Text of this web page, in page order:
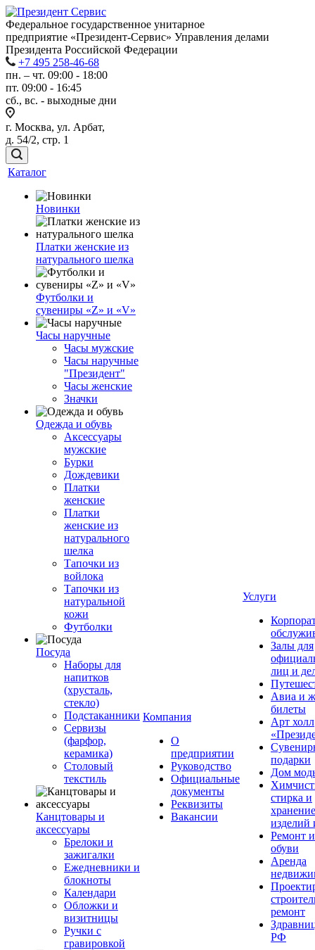
Федеральное государственное унитарное
предприятие «Президент-Сервис» Управления делами
Президента Российской Федерации
+7 495 258-46-68
пн. – чт. 09:00 - 18:00
пт. 09:00 - 16:45
сб., вс. - выходные дни
г. Москва, ул. Арбат,
д. 54/2, стр. 1
Каталог
Новинки
Платки женские из
натурального шелка
Футболки и
сувениры «Z» и «V»
Часы наручные
Часы мужские
Часы наручные
"Президент"
Часы женские
Значки
Одежда и обувь
Аксессуары
мужские
Бурки
Дождевики
Платки
женские
Платки
женские из
натурального
шелка
Тапочки из
войлока
Тапочки из
натуральной
кожи
Футболки
Посуда
Наборы для
напитков
(хрусталь,
стекло)
Подстаканники
Сервизы
(фарфор,
керамика)
Столовый
текстиль
Канцтовары и
аксессуары
Брелоки и
зажигалки
Ежедневники и
блокноты
Календари
Обложки и
визитницы
Ручки с
гравировкой
Компания
О
предприятии
Руководство
Официальные
документы
Реквизиты
Вакансии
Услуги
Залы для
лиц и
Авиа и
билеты
Арт холл
подарки
Дом
стирка и
хранение
изделий
Ремонт
обуви
Аренда
ремонт
РФ